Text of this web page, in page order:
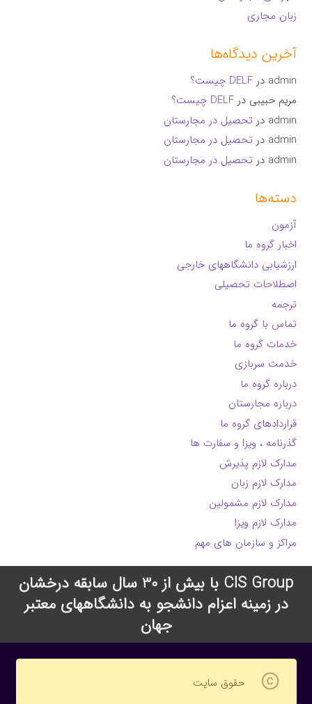
زبان مجاری
آخرین دیدگاه‌ها
admin درDELF چیست؟
مریم حبیبی درDELF چیست؟
admin در تحصیل در مجارستان
admin در تحصیل در مجارستان
admin در تحصیل در مجارستان
دسته‌ها
آزمون
اخبار گروه ما
ارزشیابی دانشگاههای خارجی
اصطلاحات تحصیلی
ترجمه
تماس با گروه ما
خدمات گروه ما
خدمت سربازی
درباره گروه ما
درباره مجارستان
قراردادهای گروه ما
گذرنامه ، ویزا و سفارت ها
مدارک لازم پذیرش
مدارک لازم زبان
مدارک لازم مشمولین
مدارک لازم ویزا
مراکز و سازمان های مهم
CIS Group با بیش از 30 سال سابقه درخشان
در زمینه اعزام دانشجو به دانشگاههای معتبر
جهان
copyright حقوق سایت